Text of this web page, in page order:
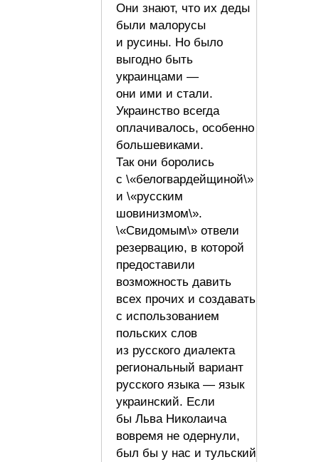
Они знают, что их деды
были малорусы
и русины. Но было
выгодно быть
украинцами —
они ими и стали.
Украинство всегда
оплачивалось, особенно
большевиками.
Так они боролись
с \«белогвардейщиной\»
и \«русским
шовинизмом\».
\«Свидомым\» отвели
резервацию, в которой
предоставили
возможность давить
всех прочих и создавать
с использованием
польских слов
из русского диалекта
региональный вариант
русского языка — язык
украинский. Если
бы Льва Николаича
вовремя не одернули,
был бы у нас и тульский